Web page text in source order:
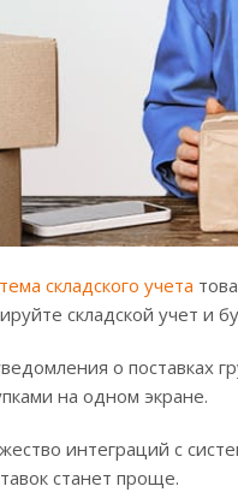
складского учета
складской учет и
о поставках
на одном экране.
интеграций с
станет проще.